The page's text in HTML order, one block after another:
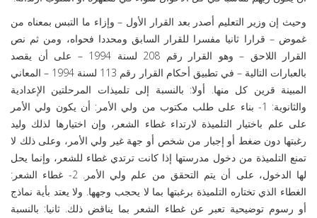
وحيث إن وزير التعليم أصدر بعد القرار الأول – وإزاء ما التبس بمعناه من
غموض – قرارا ثانيا مفسرا للقرار السابق ومحددا فحواه، ومن ثم نص
القرار اللاحق – وهو القرار رقم 208 لسنة 1994 – على أن يقصد
بالعبارات التالية – في تطبيق أحكام القرار رقم 113 لسنة 1994 – المعاني
المبينة قرين كل منها. أولا: بالنسبة إلى تلميذات المرحلتين الإعدادية
والثانوية: 1- بناء على طلب مكتوب من ولي الأمر: أن يكون ولي الأمر
على علم باختيار التلميذة لارتداء غطاء الشعر، وإن اختيارها لذلك وليد
رغبتها دون ضغط أو إجبار من شخص أو جهة غير ولي الأمر، وعلى ذلك لا
تمنع التلميذة من دخول مدرستها إذا كانت ترتدي غطاء للشعر، وإنما يحل
لها الدخول، على أن يتم التحقق من علم ولي الأمر. 2- غطاء الشعر:
الغطاء الذي تختاره التلميذة برغبتها بما لا يحجب وجهها. ولا يعتد بأية نماذج
أو رسوم توضيحية تعبر عن غطاء الشعر بما يناقض ذلك. ثانيا: بالنسبة